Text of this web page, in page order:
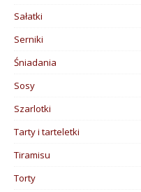
Sałatki
Serniki
Śniadania
Sosy
Szarlotki
Tarty i tarteletki
Tiramisu
Torty